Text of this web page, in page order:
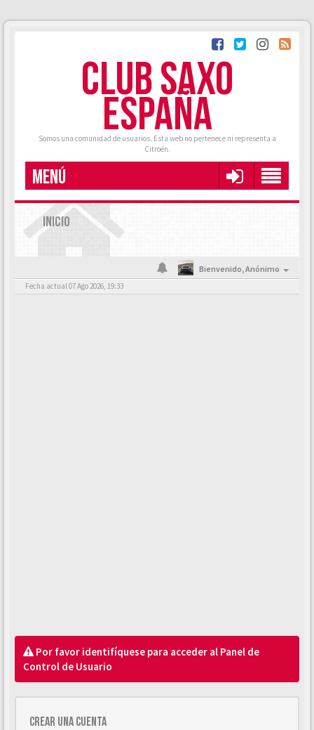
CLUB SAXO
ESPAÑA
Somos una comunidad de usuarios. Esta web no pertenece ni representa a
Citroën.
MENÚ
INICIO
Bienvenido,Anónimo
Fecha actual 07 Ago 2026, 19:33
Por favor identifíquese para acceder al Panel de
Control de Usuario
Crear una cuenta